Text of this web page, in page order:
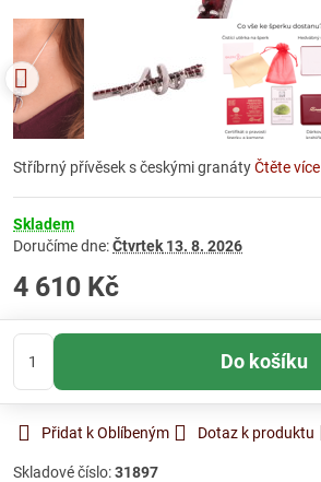
Stříbrný přívěsek s českými granátyČtěte více
Skladem
Doručíme dne:Čtvrtek 13. 8. 2026
4 610 Kč
Do košíku
Přidat k Oblíbeným Dotaz k produktu
Skladové číslo:31897